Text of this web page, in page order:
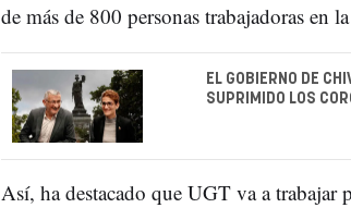
de más de 800 personas trabajadoras en
EL GOBIERNO DE
SUPRIMIDO LOS
Así, ha destacado que UGT va a trabajar